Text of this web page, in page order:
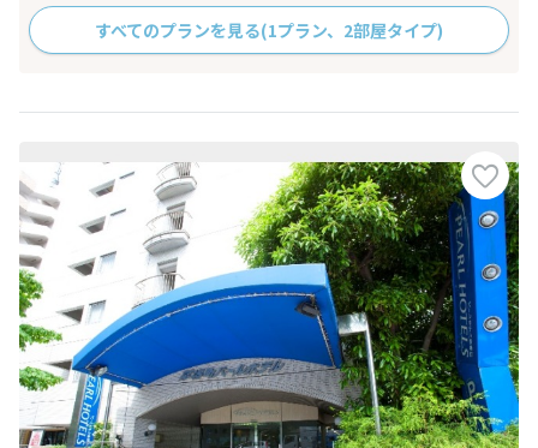
すべてのプランを見る(1プラン、2部屋タイプ)